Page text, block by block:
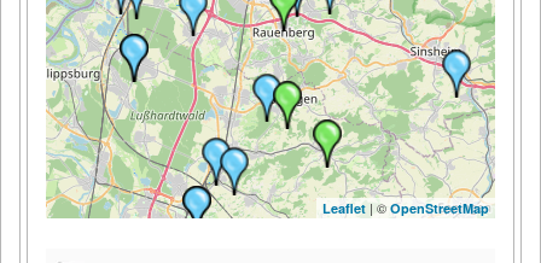
Leaflet| © OpenStreetMap